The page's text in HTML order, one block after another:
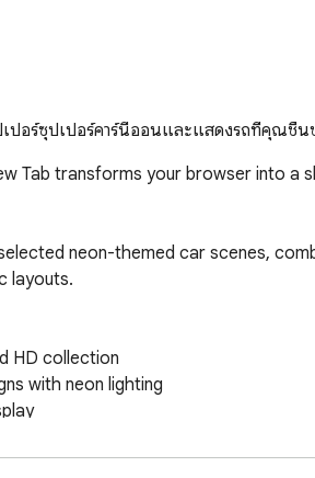
เปอร์ซุปเปอร์คาร์นีออนและแสดงรถที่คุณชื่
Tab transforms your browser into
neon-themed car scenes,
layouts.
HD collection
with neon lighting